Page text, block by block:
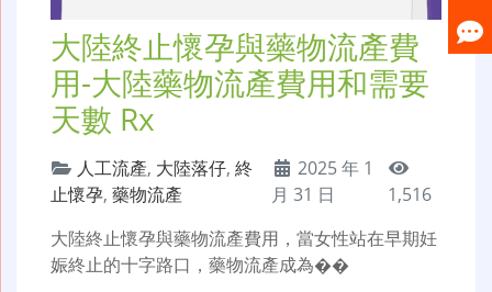
大陸終止懷孕與藥物流產費
用-大陸藥物流產費用和需要
天數 Rx
人工流產, 大陸落仔, 終
止懷孕, 藥物流產
2025 年 1
月 31 日
1,516
大陸終止懷孕與藥物流產費用，當女性站在早期妊
娠終止的十字路口，藥物流產成為��